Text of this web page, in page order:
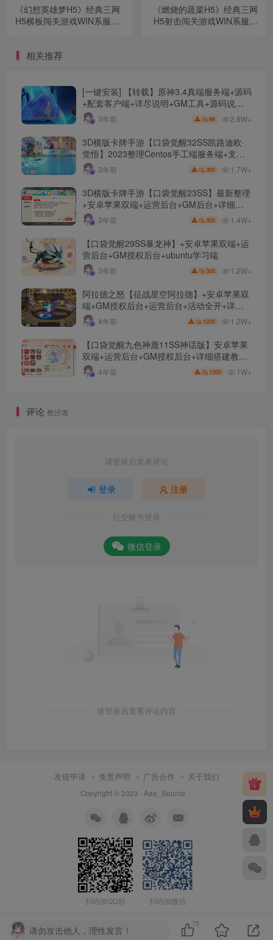
《幻想英雄梦H5》经典三网
H5横板闯关游戏WIN系服务
《燃烧的蔬菜H5》经典三网
H5射击闯关游戏WIN系服务
相关推荐
[一键安装] 【转载】原神3.4真端服务端+源码
+配套客户端+详尽说明+GM工具+源码说明
文件3年前 66 2.8W+
3D横版卡牌手游【口袋觉醒32SS凯路迪欧·
觉悟】2023整理Centos手工端服务端+支付
对接+安卓苹果双端+运营后台+GM授权后台
+代理后台
3年前 300 1.7W+
3D横版卡牌手游【口袋觉醒23SS】最新整理
+安卓苹果双端+运营后台+GM后台+详细搭
建教程3年前 300 1.4W+
【口袋觉醒29SS暴龙神】+安卓苹果双端+运
营后台+GM授权后台+ubuntu学习端
3年前 300 1.2W+
阿拉德之怒【征战星空阿拉德】+安卓苹果双
端+GM授权后台+运营后台+活动全开+详细
教程 4年前 1200 1.2W+
【口袋觉醒九色神鹿11SS神话版】安卓苹果
双端+运营后台+GM授权后台+详细搭建教
程。 4年前 1200 1W+
评论 抢沙发
请登录后发表评论
登录 注册
社交账号登录
微信登录
请登录后查看评论内容
友链申请 免责声明 广告合作 关于我们
Copyright © 2023 · Aae_Source ·
扫码加QQ群 扫码加微信
请勿攻击他人，理性发言！
75